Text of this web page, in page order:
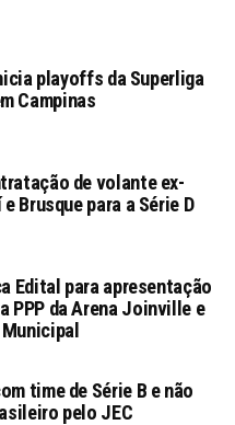
playoffs da Superliga
Campinas
de volante ex-
Brusque para a Série D
Edital para apresentação
PPP da Arena Joinville e
time de Série B e não
pelo JEC